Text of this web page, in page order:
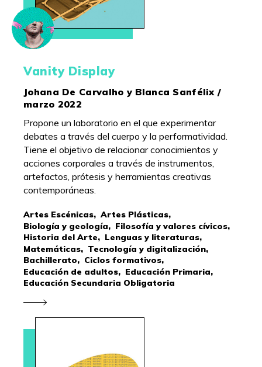
Vanity Display
Johana De Carvalho y Blanca Sanfélix /
marzo 2022
Propone un laboratorio en el que experimentar
debates a través del cuerpo y la performatividad.
Tiene el objetivo de relacionar conocimientos y
acciones corporales a través de instrumentos,
artefactos, prótesis y herramientas creativas
contemporáneas.
Artes Escénicas, Artes Plásticas,
Biología y geología, Filosofía y valores cívicos,
Historia del Arte, Lenguas y literaturas,
Matemáticas, Tecnología y digitalización,
Bachillerato, Ciclos formativos,
Educación de adultos, Educación Primaria,
Educación Secundaria Obligatoria